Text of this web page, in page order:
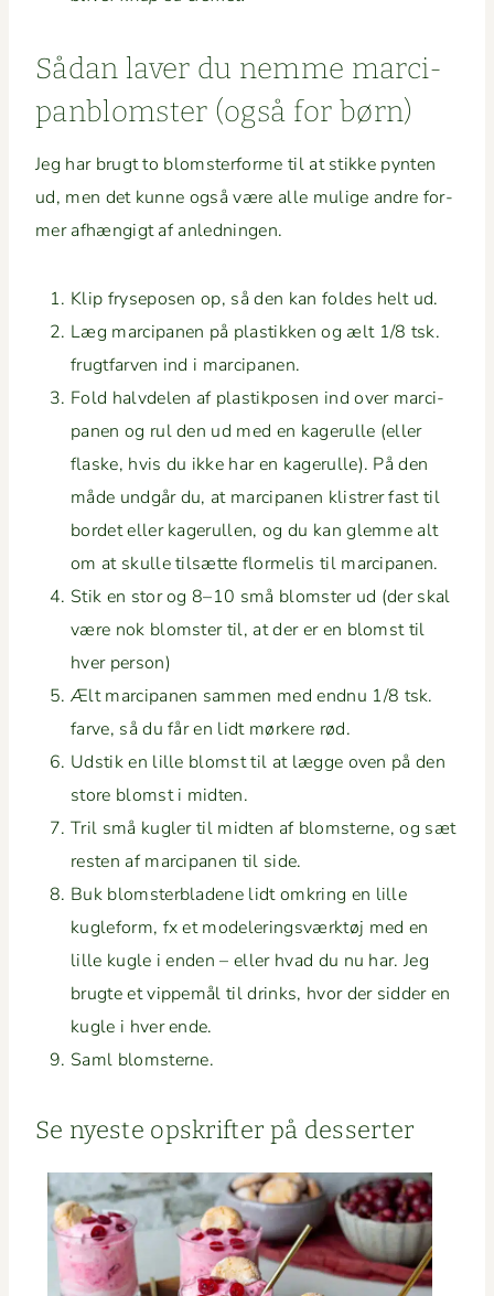
Sådan laver du nemme mar­ci­
pan­blom­ster (også for børn)
Jeg har brugt to blom­ster­forme til at stikke pyn­ten
ud, men det kunne også være alle mulige andre for­
mer afhængigt af anledningen.
Klip fry­se­posen op, så den kan foldes helt ud.
Læg mar­ci­pa­nen på plas­tikken og ælt 1/8 tsk.
frugt­far­ven ind i marcipanen.
Fold halvde­len af plas­tik­posen ind over mar­ci­
pa­nen og rul den ud med en kagerulle (eller
flaske, hvis du ikke har en kagerulle). På den
måde undgår du, at mar­ci­pa­nen klistr­er fast til
bor­det eller kagerullen, og du kan glemme alt
om at skulle tilsætte flormelis til marcipanen.
Stik en stor og 8–10 små blom­ster ud (der skal
være nok blom­ster til, at der er en blomst til
hver person)
Ælt mar­ci­pa­nen sam­men med end­nu 1/8 tsk.
farve, så du får en lidt mørkere rød.
Udstik en lille blomst til at lægge oven på den
store blomst i midten.
Tril små kugler til midten af blom­sterne, og sæt
resten af mar­ci­pa­nen til side.
Buk blom­sterbladene lidt omkring en lille
kugle­form, fx et mod­eler­ingsværk­tøj med en
lille kugle i enden – eller hvad du nu har. Jeg
brugte et vippemål til drinks, hvor der sid­der en
kugle i hver ende.
Saml blom­sterne.
Se nyeste opskrifter på desserter